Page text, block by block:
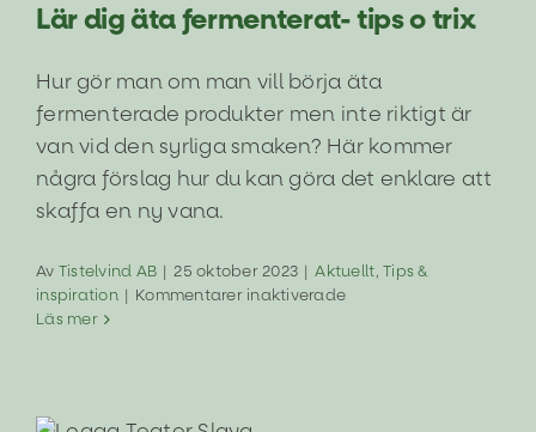
Lär dig äta fermenterat- tips o trix
Hur gör man om man vill börja äta
fermenterade produkter men inte riktigt är
van vid den syrliga smaken? Här kommer
några förslag hur du kan göra det enklare att
skaffa en ny vana.
Av Tistelvind AB | 25 oktober 2023 | Aktuellt,Tips &
inspiration | Kommentarer inaktiveradeför
Läs mer